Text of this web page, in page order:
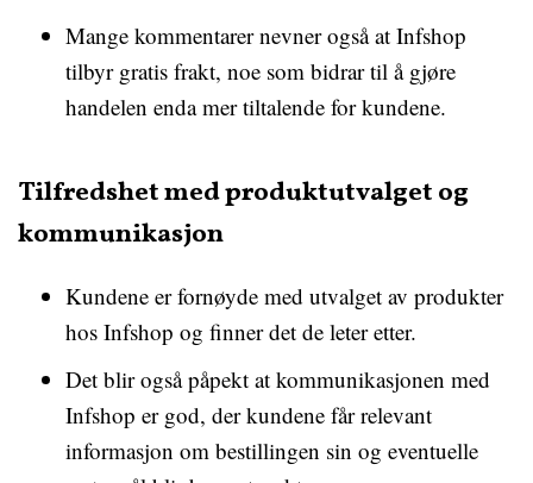
Mange kommentarer nevner også at Infshop
tilbyr gratis frakt, noe som bidrar til å gjøre
handelen enda mer tiltalende for kundene.
Tilfredshet med produktutvalget og
kommunikasjon
Kundene er fornøyde med utvalget av produkter
hos Infshop og finner det de leter etter.
Det blir også påpekt at kommunikasjonen med
Infshop er god, der kundene får relevant
informasjon om bestillingen sin og eventuelle